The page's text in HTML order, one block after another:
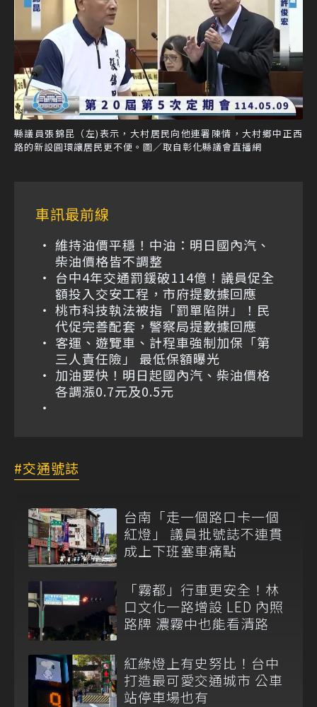
縣議員張錦昆（左)表示，大村居民向他連署陳情，大村鄉中正西
路的新設圓環讓居民更不便。圖／取自彰化縣議會直播網
車訊最前線
維持油價平穩！中油：明日國內汽、
柴油價格皆不調整
台中4年交通罰鍰破114億！議員促全
額投入交安工程，市府提數據回應
桃市科技執法被指「罰單陷阱」！民
代促完善配套，警察局提數據回應
客運、遊覽車、計程車強制加保「第
三人責任險」 最低保額曝光
加油要快！明日起國內汽、柴油價格
各調漲0.7元及0.5元
交通號誌
台南「走一個路口卡一個
紅燈」 議員批號誌不連貫
成上下班塞車痛點
「霧都」行車更安全！林
口文化一路增設 LED 內照
路牌 濃霧中也能看清路
紅綠燈上有史努比！台中
打造最可愛交通城市 公車
站停車場也有